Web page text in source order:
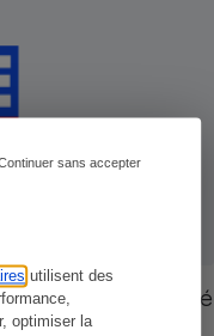
utilisent des
optimiser la
sans accepter
couverture santé